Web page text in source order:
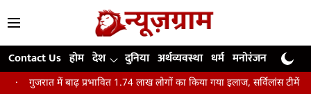
Contact Us होम देश दुनिया अर्थव्यवस्था धर्म मनोरंजन खेल
गुजरात में बाढ़ प्रभावित 1.74 लाख लोगों का किया गया इलाज, सर्विलांस टीमें